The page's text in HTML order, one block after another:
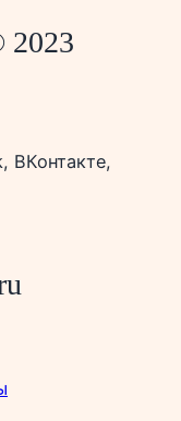
2023
ВКонтакте,